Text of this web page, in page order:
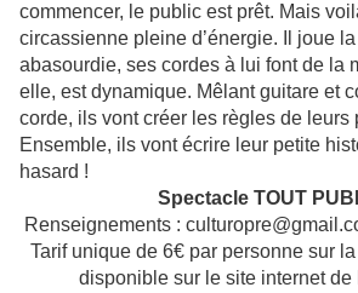
commencer, le public est prêt. Mais
circassienne pleine d’énergie. Il joue
abasourdie, ses cordes à lui font de la
elle, est dynamique. Mêlant guitare et
corde, ils vont créer les règles de leurs
Ensemble, ils vont écrire leur petite
hasard !
Spectacle TOUT
Renseignements :
Tarif unique de 6€ par personne sur
disponible sur le site internet de